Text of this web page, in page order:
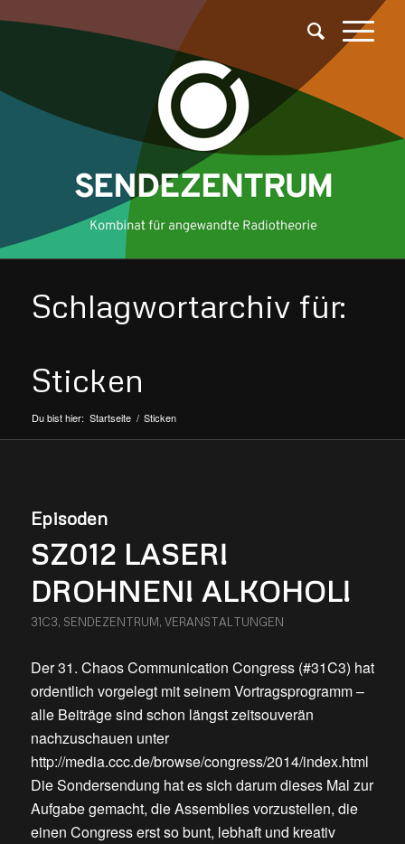
Schlagwortarchiv für:
Sticken
Du bist hier: Startseite / Sticken
Episoden
SZ012 LASER!
DROHNEN! ALKOHOL!
31C3, SENDEZENTRUM, VERANSTALTUNGEN
Der 31. Chaos Communication Congress (#31C3) hat
ordentlich vorgelegt mit seinem Vortragsprogramm –
alle Beiträge sind schon längst zeitsouverän
nachzuschauen unter
http://media.ccc.de/browse/congress/2014/index.html
Die Sondersendung hat es sich darum dieses Mal zur
Aufgabe gemacht, die Assemblies vorzustellen, die
einen Congress erst so bunt, lebhaft und kreativ